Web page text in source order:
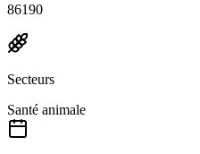
86190
Secteurs
Santé animale